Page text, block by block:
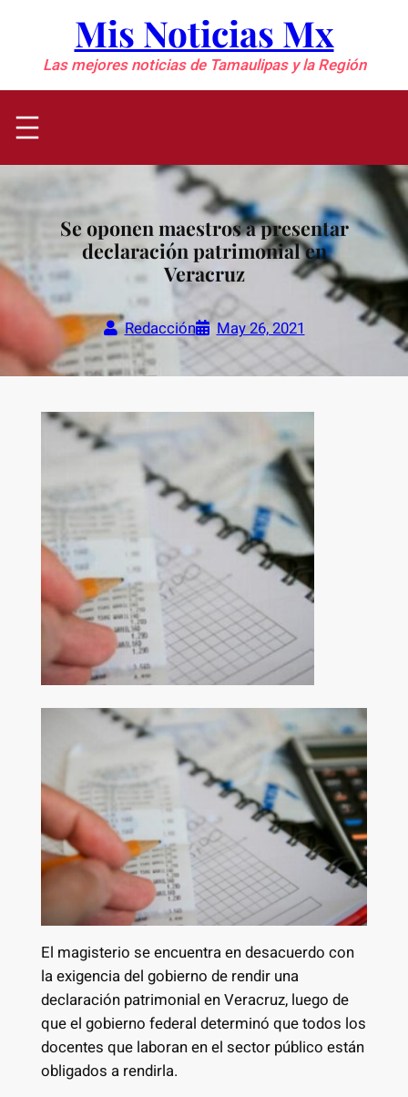
contenido
Mis Noticias Mx
Las mejores noticias de Tamaulipas y la Región
Se oponen maestros a presentar
declaración patrimonial en
Veracruz
Redacción May 26, 2021
El magisterio se encuentra en desacuerdo con
la exigencia del gobierno de rendir una
declaración patrimonial en Veracruz, luego de
que el gobierno federal determinó que todos los
docentes que laboran en el sector público están
obligados a rendirla.